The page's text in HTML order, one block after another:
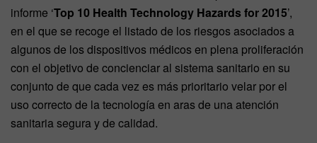
informe ‘Top 10 Health Technology Hazards for 2015’,
en el que se recoge el listado de los riesgos asociados a
algunos de los dispositivos médicos en plena proliferación
con el objetivo de concienciar al sistema sanitario en su
conjunto de que cada vez es más prioritario velar por el
uso correcto de la tecnología en aras de una atención
sanitaria segura y de calidad.